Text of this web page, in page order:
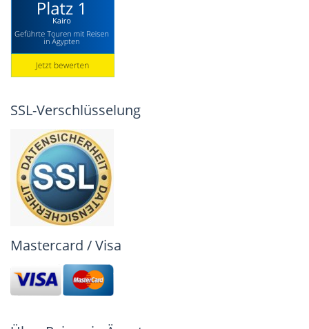
SSL-Verschlüsselung
Mastercard / Visa